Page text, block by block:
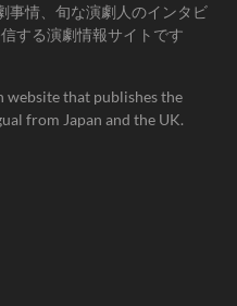
事情、旬な演劇人のインタビ
する演劇情報サイトです
website that publishes the
from Japan and the UK.